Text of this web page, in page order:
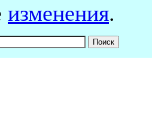
изменения.